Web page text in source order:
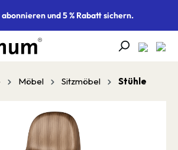
und 5 % Rabatt sichern.
Möbel Sitzmöbel Stühle